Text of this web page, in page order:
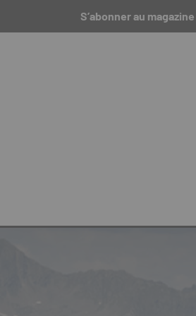
S’abonner au magazine